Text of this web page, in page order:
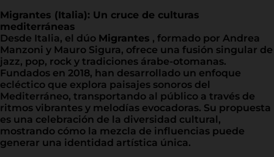
Migrantes (Italia): Un cruce de culturas
mediterráneas
Desde Italia, el dúo Migrantes , formado por Andrea
Manzoni y Mauro Sigura, ofrece una fusión singular de
jazz, pop, rock y tradiciones árabe-otomanas.
Fundados en 2018, han desarrollado un enfoque
ecléctico que explora paisajes sonoros del
Mediterráneo, transportando al público a través de
ritmos vibrantes y melodías evocadoras. Su propuesta
es una celebración de la diversidad cultural,
mostrando cómo la mezcla de influencias puede
generar una identidad artística única.